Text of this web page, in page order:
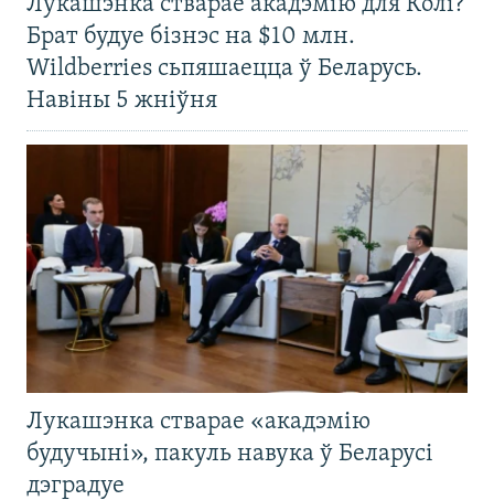
Брат будуе бізнэс на $10 млн.
Wildberries сьпяшаецца ў Беларусь.
Навіны 5 жніўня
Лукашэнка стварае «акадэмію
будучыні», пакуль навука ў Беларусі
дэградуе